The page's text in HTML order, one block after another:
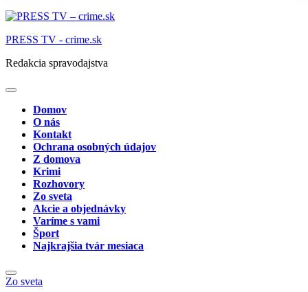
PRESS TV - crime.sk
Redakcia spravodajstva
Domov
O nás
Kontakt
Ochrana osobných údajov
Z domova
Krimi
Rozhovory
Zo sveta
Akcie a objednávky
Varíme s vami
Šport
Najkrajšia tvár mesiaca
Zo sveta